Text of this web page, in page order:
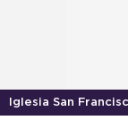
Iglesia San